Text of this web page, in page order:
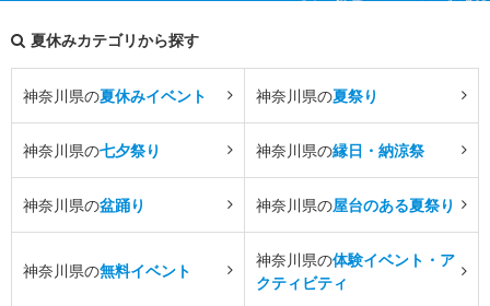
夏休みカテゴリから探す
神奈川県の夏休みイベント 神奈川県の夏祭り
神奈川県の七夕祭り 神奈川県の縁日・納涼祭
神奈川県の盆踊り 神奈川県の屋台のある夏祭り
神奈川県の無料イベント
神奈川県の体験イベント・ア
クティビティ